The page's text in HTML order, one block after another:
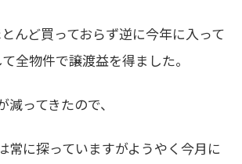
んど買っておらず逆に今年に入って
全物件で譲渡益を得ました。
ってきたので、
常に探っていますがようやく今月に